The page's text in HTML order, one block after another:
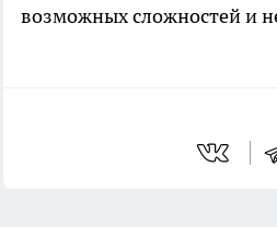
возможных сложностей и